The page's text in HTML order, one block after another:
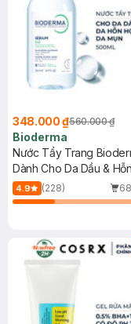
348.000 ₫560.000 ₫
Bioderma
Nước Tẩy Trang
Dành Cho Da Dầu &
500ml
4.9 (228)